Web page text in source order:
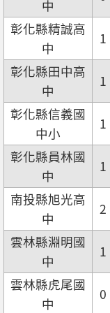
中
彰化縣精誠高
中
1
彰化縣田中高
中
1
彰化縣信義國
中小
1
彰化縣員林國
中
1
南投縣旭光高
中
2
雲林縣淵明國
中
1
雲林縣虎尾國
中
0